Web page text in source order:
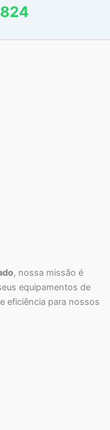
, nossa missão é
equipamentos de
eficiência para nossos